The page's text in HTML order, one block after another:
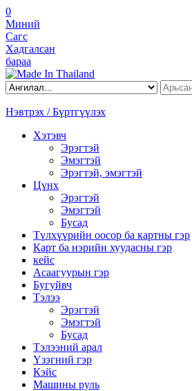
0
Миний
Сагс
Хадгалсан
бараа
Нэвтрэх / Бүртгүүлэх
Хэтэвч
Эрэгтэй
Эмэгтэй
Эрэгтэй, эмэгтэй
Цүнх
Эрэгтэй
Эмэгтэй
Бусад
Түлхүүрийн оосор ба картны гэр
Карт ба нэрийн хуудасны гэр
кейс
Асаагуурын гэр
Бугуйвч
Тэлээ
Эрэгтэй
Эмэгтэй
Бусад
Тэлээний арал
Үзэгний гэр
Кэйс
Машины руль